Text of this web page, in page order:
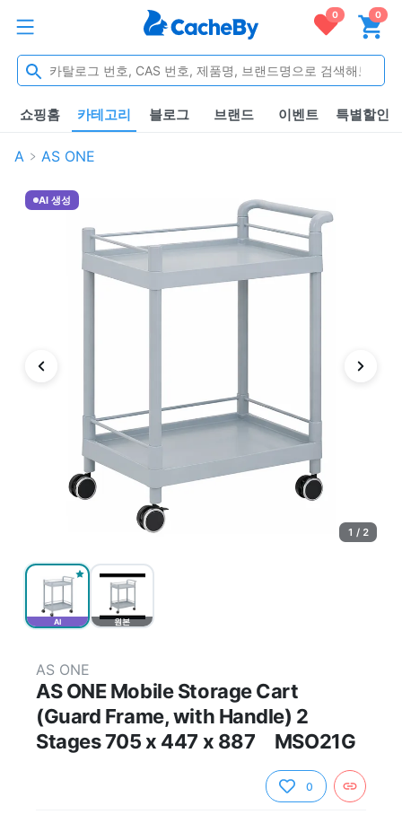
0 0
쇼핑홈 카테고리 블로그 브랜드 이벤트 특별할인
A AS ONE
AI 원본
AI 생성
1 / 2
AS ONE
AS ONE Mobile Storage Cart
(Guard Frame, with Handle) 2
Stages 705 x 447 x 887 MSO21G
0